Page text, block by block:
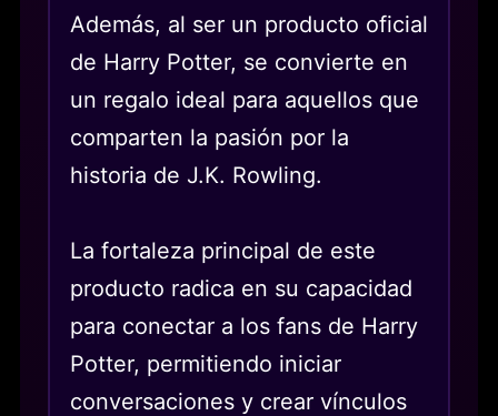
Además, al ser un producto oficial
de Harry Potter, se convierte en
un regalo ideal para aquellos que
comparten la pasión por la
historia de J.K. Rowling.
La fortaleza principal de este
producto radica en su capacidad
para conectar a los fans de Harry
Potter, permitiendo iniciar
conversaciones y crear vínculos